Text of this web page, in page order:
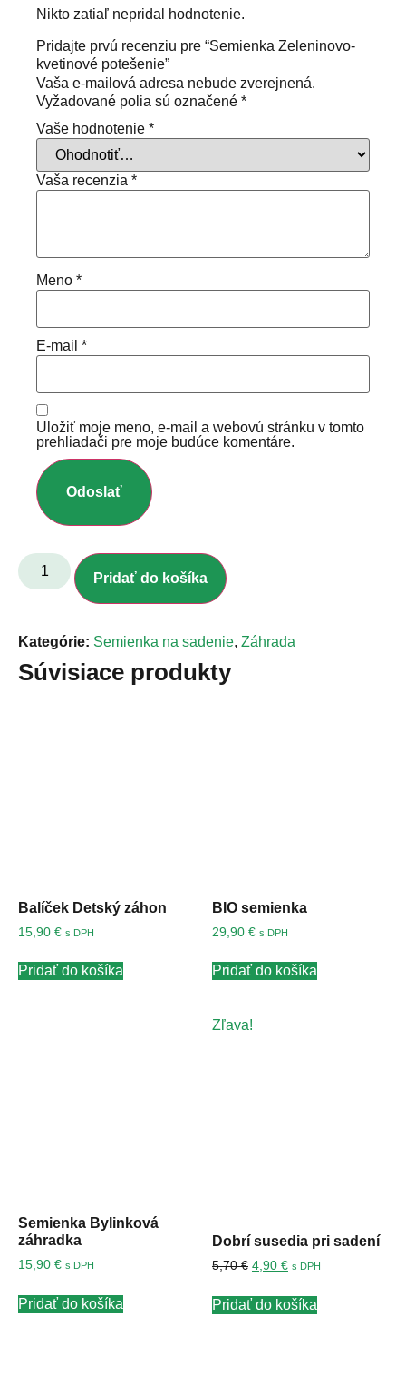
Nikto zatiaľ nepridal hodnotenie.
Pridajte prvú recenziu pre “Semienka Zeleninovo-
kvetinové potešenie”
Vaša e-mailová adresa nebude zverejnená.
Vyžadované polia sú označené *
Vaše hodnotenie *
Vaša recenzia *
Meno *
E-mail *
Uložiť moje meno, e-mail a webovú stránku v tomto
prehliadači pre moje budúce komentáre.
Pridať do košíka
Kategórie: Semienka na sadenie, Záhrada
Súvisiace produkty
Balíček Detský záhon
15,90 € s DPH
Pridať do košíka
BIO semienka
29,90 € s DPH
Pridať do košíka
Semienka Bylinková
záhradka
15,90 € s DPH
Pridať do košíka
Zľava!
Dobrí susedia pri sadení
5,70€ 4,90 € s DPH
Pridať do košíka